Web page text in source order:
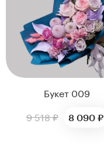
Букет 009
9 518 ₽
8 090 ₽